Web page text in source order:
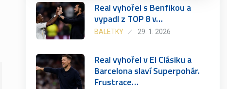
Real vyhořel s Benfikou a
vypadl z TOP 8 v…
BALETKY 29. 1. 2026
Real vyhořel v El Clásiku a
Barcelona slaví Superpohár.
Frustrace…